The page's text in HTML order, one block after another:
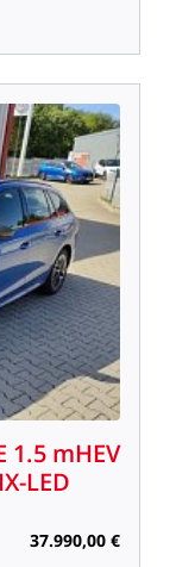
1.5 mHEV
LED
37.990,00 €